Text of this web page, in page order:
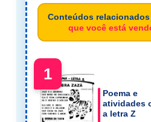
Conteúdos
que você está
1
Poema e
atividades
a letra Z